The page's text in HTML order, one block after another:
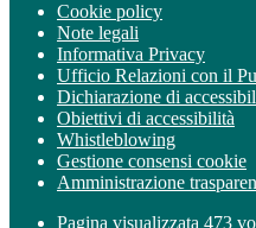
Cookie policy
Note legali
Informativa Privacy
Ufficio Relazioni con il
Dichiarazione di
Obiettivi di accessibilità
Whistleblowing
Gestione consensi cookie
Amministrazione
Pagina visualizzata 473